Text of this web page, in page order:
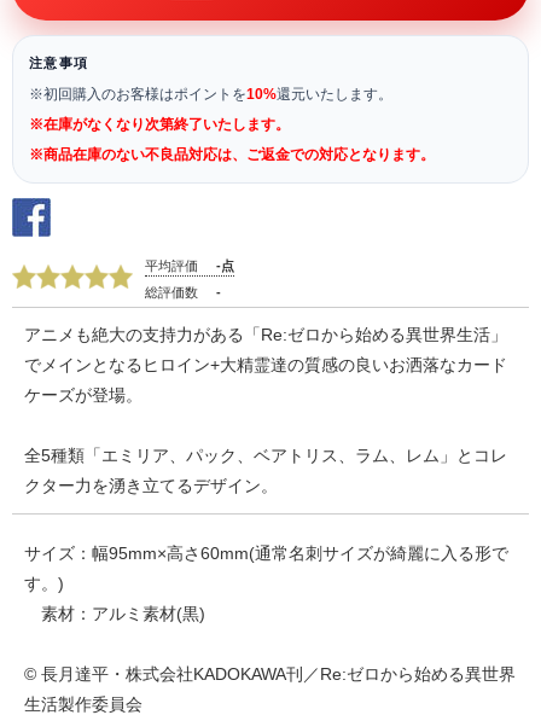
注意事項
※初回購入のお客様はポイントを10%還元いたします。
※在庫がなくなり次第終了いたします。
※商品在庫のない不良品対応は、ご返金での対応となります。
平均評価
-点
総評価数
-
アニメも絶大の支持力がある「Re:ゼロから始める異世界生活」
でメインとなるヒロイン+大精霊達の質感の良いお洒落なカード
ケーズが登場。
全5種類「エミリア、パック、ベアトリス、ラム、レム」とコレ
クター力を湧き立てるデザイン。
サイズ：幅95mm×高さ60mm(通常名刺サイズが綺麗に入る形で
す。)
素材：アルミ素材(黒)
© 長月達平・株式会社KADOKAWA刊／Re:ゼロから始める異世界
生活製作委員会